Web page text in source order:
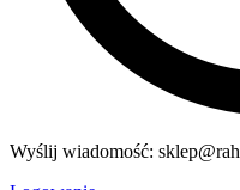
Wyślij wiadomość: